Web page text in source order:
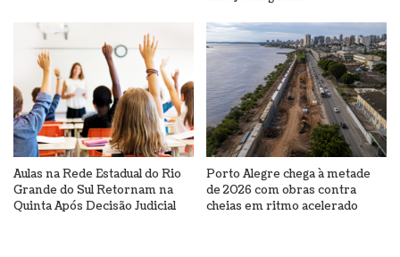
Aulas na Rede Estadual do Rio
Grande do Sul Retornam na
Quinta Após Decisão Judicial
Porto Alegre chega à metade
de 2026 com obras contra
cheias em ritmo acelerado